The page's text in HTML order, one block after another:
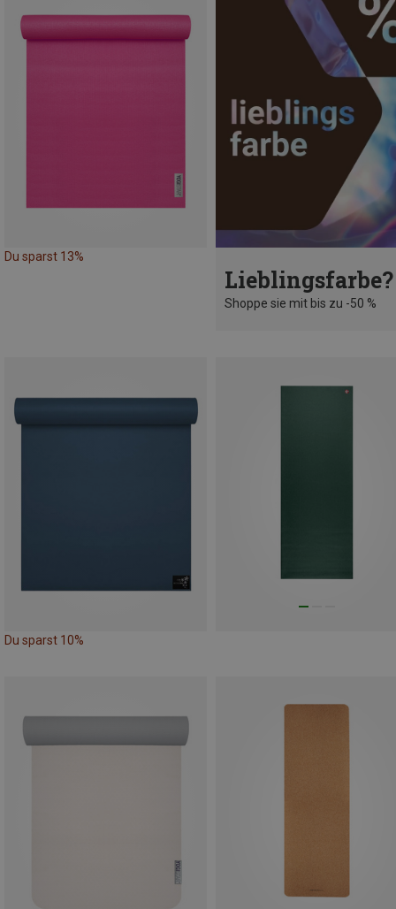
Du sparst 13%
Lieblingsfarbe?
Shoppe sie mit bis zu -50 %
Du sparst 10%